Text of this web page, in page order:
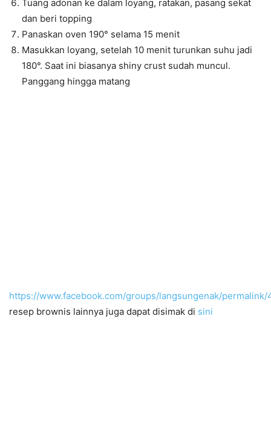
Tuang adonan ke dalam loyang, ratakan, pasang sekat
dan beri topping
Panaskan oven 190° selama 15 menit
Masukkan loyang, setelah 10 menit turunkan suhu jadi
180°. Saat ini biasanya shiny crust sudah muncul.
Panggang hingga matang
https://www.facebook.com/groups/langsungenak/
resep brownis lainnya juga dapat disimak di sini